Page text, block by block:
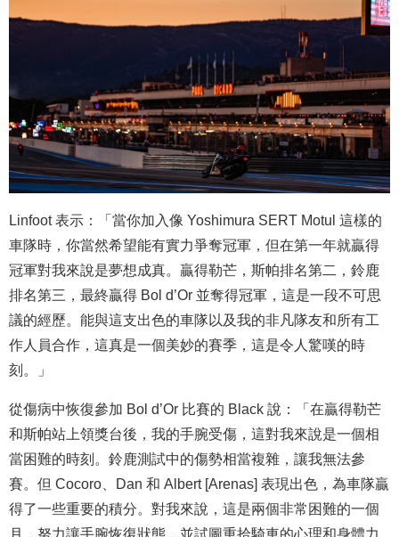
Linfoot 表示：「當你加入像 Yoshimura SERT Motul 這樣的
車隊時，你當然希望能有實力爭奪冠軍，但在第一年就贏得
冠軍對我來說是夢想成真。贏得勒芒，斯帕排名第二，鈴鹿
排名第三，最終贏得 Bol d’Or 並奪得冠軍，這是一段不可思
議的經歷。能與這支出色的車隊以及我的非凡隊友和所有工
作人員合作，這真是一個美妙的賽季，這是令人驚嘆的時
刻。」
從傷病中恢復參加 Bol d’Or 比賽的 Black 說：「在贏得勒芒
和斯帕站上領獎台後，我的手腕受傷，這對我來說是一個相
當困難的時刻。鈴鹿測試中的傷勢相當複雜，讓我無法參
賽。但 Cocoro、Dan 和 Albert [Arenas] 表現出色，為車隊贏
得了一些重要的積分。對我來說，這是兩個非常困難的一個
月，努力讓手腕恢復狀態，並試圖重拾騎車的心理和身體力